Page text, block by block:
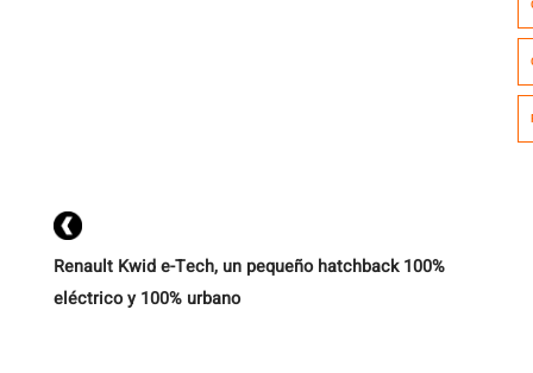
Renault Kwid e-Tech, un pequeño hatchback 100%
eléctrico y 100% urbano